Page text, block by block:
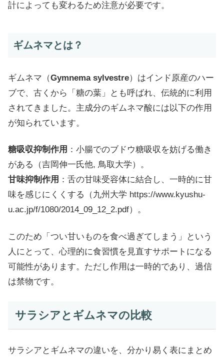
計によっても変わるため注意が必要です。
ギムネマとは？
ギムネマ（Gymnema sylvestre）はインド原産のハー
ブで、古くから「糖の葉」とも呼ばれ、伝統的に利用
されてきました。主成分のギムネマ酸には以下の作用
が知られています。
糖吸収抑制作用 ：小腸でのブドウ糖吸収を妨げる働き
がある（吉岡伸一氏他, 鳥取大学）。
甘味抑制作用 ：舌の甘味受容体に結合し、一時的に甘
味を感じにくくする（九州大学 https://www.kyushu-
u.ac.jp/f/1080/2014_09_12_2.pdf）。
このため「つい甘いものを食べ過ぎてしまう」という
人にとって、心理的に食習慣を見直すサポートになる
可能性があります。ただし作用は一時的であり、過信
は禁物です。
サラシアとギムネマの比較
サラシアとギムネマの違いを、分かり易く表にまとめ